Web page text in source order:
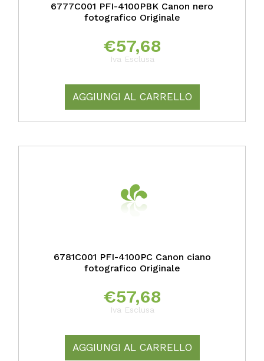
6777C001 PFI-4100PBK Canon nero
fotografico Originale
€57,68
Iva Esclusa
AGGIUNGI AL CARRELLO
6781C001 PFI-4100PC Canon ciano
fotografico Originale
€57,68
Iva Esclusa
AGGIUNGI AL CARRELLO